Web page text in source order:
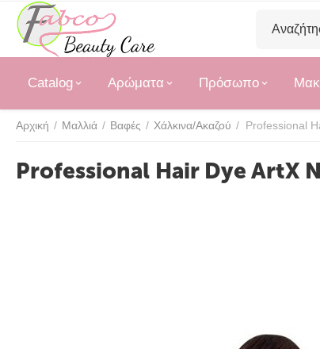
Catalog Αρώματα Πρόσωπο
Αρχική / Μαλλιά / Βαφές / Χάλκινα/Ακαζού /
Professional Hair Dye ArtX